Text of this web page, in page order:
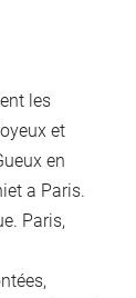
les
et
en
a Paris.
Paris,